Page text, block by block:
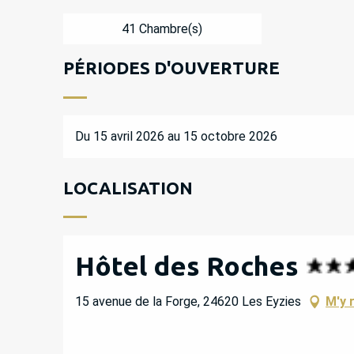
41 Chambre(s)
PÉRIODES D'OUVERTURE
Du 15 avril 2026 au 15 octobre 2026
LOCALISATION
Hôtel des Roches
15 avenue de la Forge, 24620 Les Eyzies M'y